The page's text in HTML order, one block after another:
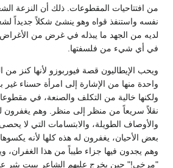
من افتتاحيات المقطوعات. ذلك أن النزعة
نفسه واستنفذ قواه وهو ينشئ شكلاً جديداً
لديه من الجهد ما يبذله في غرض من الأغراض
في أي شيء من فلسفتها.
ويحب الإيطاليون قصة فيوربوزو لأنها كنز من
واحدة منها من الإشارة إلى امرأة حسناء غير
ولكنها خالية من التكلف والصنعة، في
نقلاً سريعاً من منظر إلى منظر. وهم يغفرون
والأوصاف الطويلة، والابتسامات التي لا
بعض الأحيان، يغفرون له هذه كلها لأنه
وهم يجدون فيها جزاء طيباً من هذا
"مرخى!" حين يخرج عليهم الشاعر ببيت يثير